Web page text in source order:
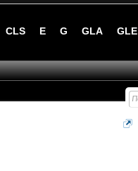
CLS E G GLA GLE